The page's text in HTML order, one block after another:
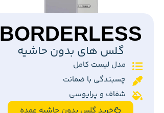
BORDERLESS
گلس های بدون حاشیه
مدل لیست کامل
چسبندگی با ضمانت
شفاف و پرایوسی